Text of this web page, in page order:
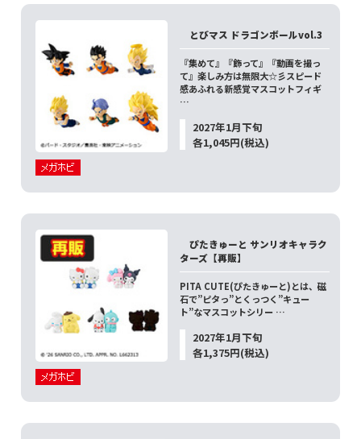
とびマス ドラゴンボールvol.3
『集めて』『飾って』『動画を撮っ
て』楽しみ方は無限大☆彡スピード
感あふれる新感覚マスコットフィギ
…
2027年1月下旬
各1,045円(税込)
ぴたきゅーと サンリオキャラク
ターズ【再販】
PITA CUTE(ぴたきゅーと)とは、磁
石で”ピタっ”とくっつく”キュー
ト”なマスコットシリー …
2027年1月下旬
各1,375円(税込)